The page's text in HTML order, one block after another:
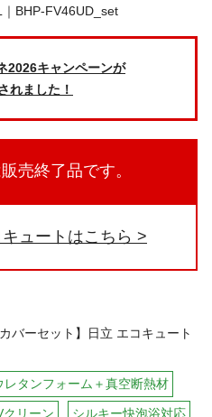
2026キャンペーンが
れました！
売終了品です。
ュートはこちら
バーセット】日立 エコキュート
レタンフォーム＋真空断熱材
クリーン シルキー快泡浴対応